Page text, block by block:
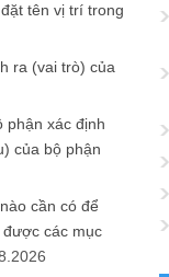
tên vị trí trong
ra (vai trò) của
phận xác định
của bộ phận
cần có để
các mục